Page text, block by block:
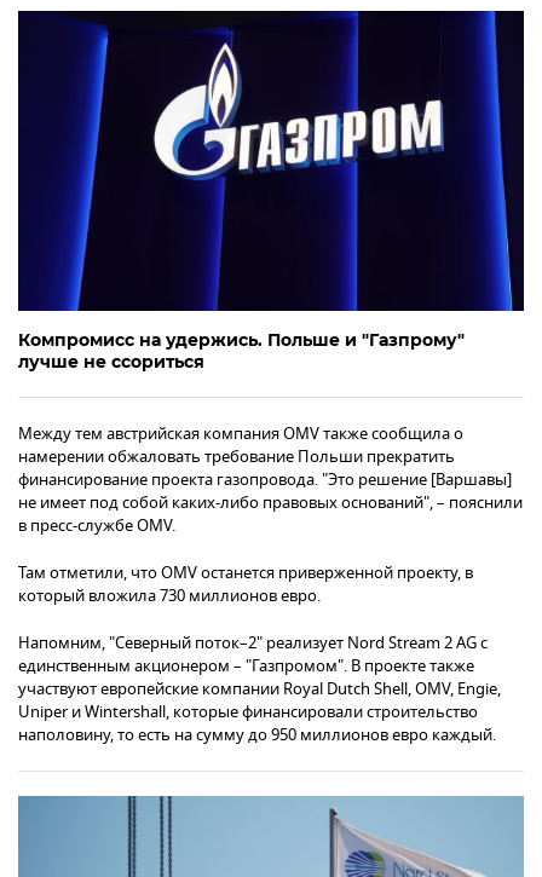
Компромисс на удержись. Польше и "Газпрому"
лучше не ссориться
Между тем австрийская компания OMV также сообщила о
намерении обжаловать требование Польши прекратить
финансирование проекта газопровода. "Это решение [Варшавы]
не имеет под собой каких-либо правовых оснований", – пояснили
в пресс-службе OMV.
Там отметили, что OMV останется приверженной проекту, в
который вложила 730 миллионов евро.
Напомним, "Северный поток–2" реализует Nord Stream 2 AG с
единственным акционером – "Газпромом". В проекте также
участвуют европейские компании Royal Dutch Shell, OMV, Engie,
Uniper и Wintershall, которые финансировали строительство
наполовину, то есть на сумму до 950 миллионов евро каждый.